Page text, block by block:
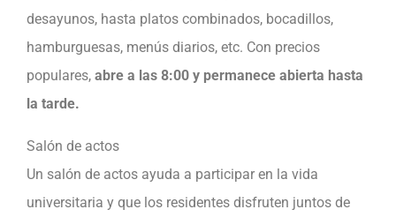
desayunos, hasta platos combinados, bocadillos,
hamburguesas, menús diarios, etc. Con precios
populares, abre a las 8:00 y permanece abierta hasta
la tarde.
Salón de actos
Un salón de actos ayuda a participar en la vida
universitaria y que los residentes disfruten juntos de